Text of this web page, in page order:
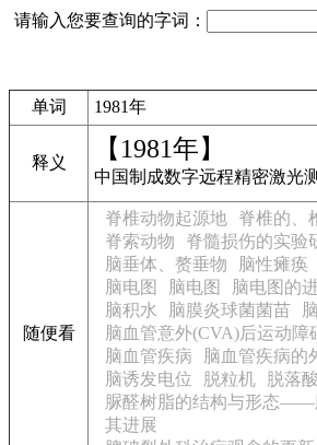
请输入您要查询的字词：
单词 1981年
释义 【1981年】
中国制成数字远程精密激光
随便看
脊椎动物起源地 脊椎的、
脊索动物
脊髓损伤的实验
脑垂体、赘垂物
脑性瘫痪
脑电图
脑电图
脑电图的
脑积水
脑膜炎球菌菌苗
脑血管意外(CVA)后运动障
脑血管疾病
脑血管疾病的
脑诱发电位
脱粒机
脱落酸
脲醛树脂的结构与形态——
其进展